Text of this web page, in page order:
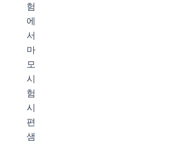
험
에
서
마
모
시
험
시
편
샘